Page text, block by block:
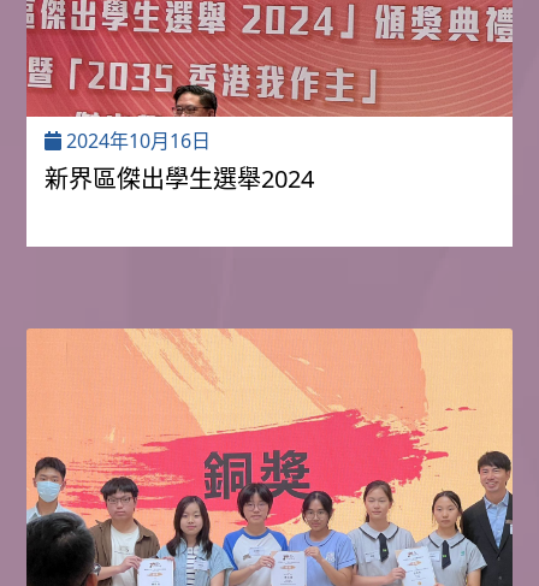
2024年10月16日
新界區傑出學生選舉2024